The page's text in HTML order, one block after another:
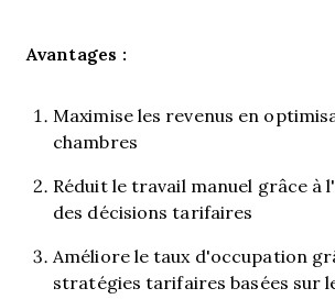
Avantages :
Maximise les revenus en
chambres
Réduit le travail manuel grâce à
des décisions tarifaires
Améliore le taux d'occupation
stratégies tarifaires basées sur